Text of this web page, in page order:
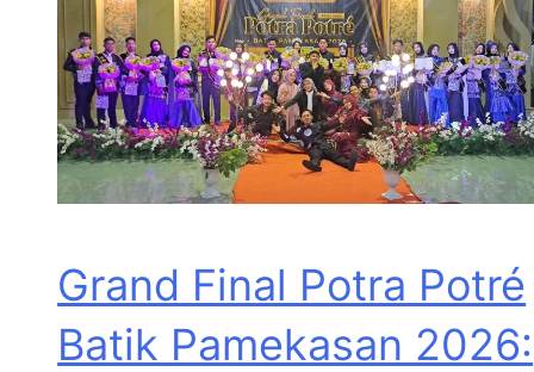
Grand Final Potra Potré
Batik Pamekasan 2026: